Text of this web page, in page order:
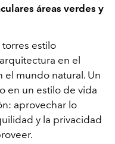
áreas verdes y
estilo
en el
mundo natural. Un
en un estilo de vida
aprovechar lo
y la privacidad